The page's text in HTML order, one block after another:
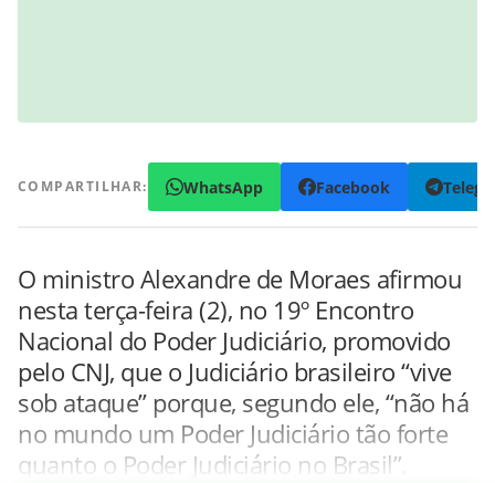
COMPARTILHAR: WhatsApp Facebook
O ministro Alexandre de Moraes afirmou
nesta terça-feira (2), no 19º Encontro
Nacional do Poder Judiciário, promovido
pelo CNJ, que o Judiciário brasileiro “vive
sob ataque” porque, segundo ele, “não há
no mundo um Poder Judiciário tão forte
quanto o Poder Judiciário no Brasil”.